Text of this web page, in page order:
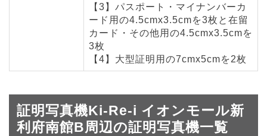
【3】パスポート・マイナンバーカ
ード用の4.5cmx3.5cmを3枚と在留
カード・その他用の4.5cmx3.5cmを
3枚
【4】大型証明用の7cmx5cmを2枚
証明写真機Ki-Re-i イオンモール新
利府南館B周辺の証明写真機一覧